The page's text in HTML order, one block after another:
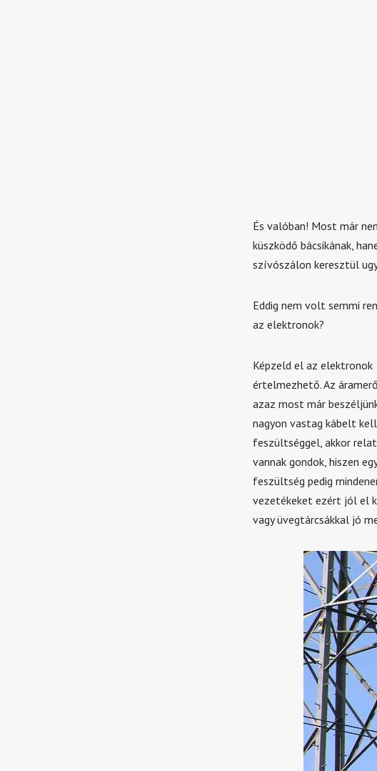
És valóban! Most már
küszködő bácsikának,
szívószálon keresztül
Eddig nem volt semmi
az elektronok?
Képzeld el az
értelmezhető. Az
azaz most már
nagyon vastag kábelt kell
feszültséggel, akkor
vannak gondok, hiszen
feszültség pedig
vezetékeket ezért jól el
vagy üvegtárcsákkal jó